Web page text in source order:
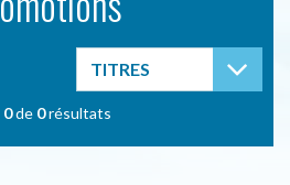
TITRES
0de 0résultats